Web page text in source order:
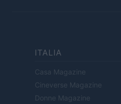
ITALIA
Casa Magazine
Cineverse Magazine
Donne Magazine